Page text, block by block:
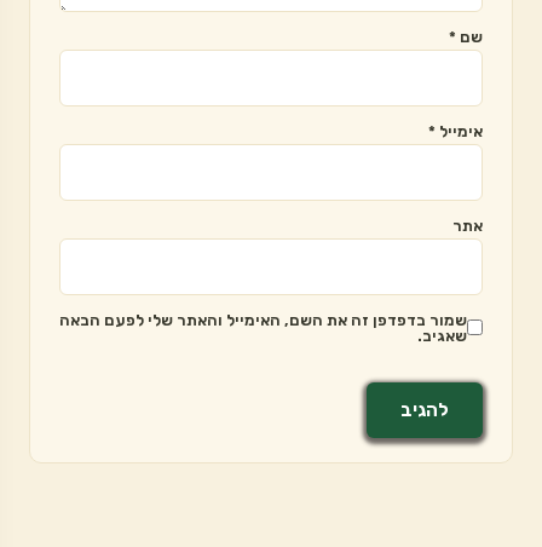
שם *
אימייל *
אתר
שמור בדפדפן זה את השם, האימייל והאתר שלי לפעם הבאה
שאגיב.